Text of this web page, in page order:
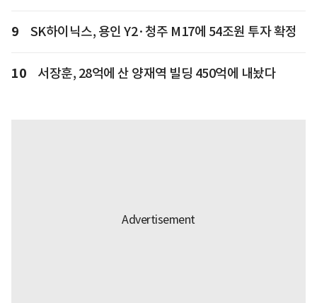
9 SK하이닉스, 용인 Y2·청주 M17에 54조원 투자 확정
10 서장훈, 28억에 산 양재역 빌딩 450억에 내놨다